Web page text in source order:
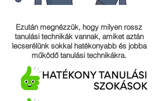
Ezután megnézzük, hogy milyen rossz
tanulási technikák vannak, amiket aztán
lecserélünk sokkal hatékonyabb és jobba
működő tanulási technikákra.